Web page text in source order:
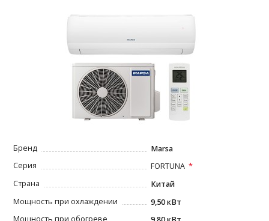
Бренд
Marsa
Серия
FORTUNA
Страна
Китай
Мощность при охлаждении
9,50 кВт